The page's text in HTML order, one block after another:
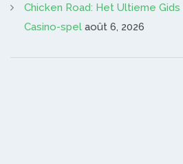
Chicken Road: Het Ultieme
Casino-spel août 6, 2026